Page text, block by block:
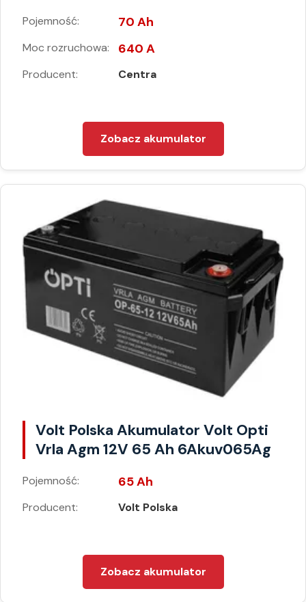
Pojemność: 70 Ah
Moc rozruchowa: 640 A
Producent: Centra
Zobacz akumulator
Volt Polska Akumulator Volt Opti
Vrla Agm 12V 65 Ah 6Akuv065Ag
Pojemność: 65 Ah
Producent: Volt Polska
Zobacz akumulator